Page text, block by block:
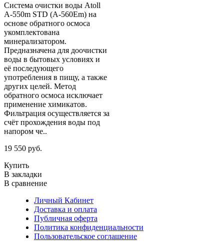
Система очистки воды Atoll
A-550m STD (A-560Em) на
основе обратного осмоса
укомплектована
минерализатором.
Предназначена для доочистки
воды в бытовых условиях и
её последующего
употребления в пищу, а также
других целей. Метод
обратного осмоса исключает
применение химикатов.
Фильтрация осуществляется за
счёт прохождения воды под
напором че..
19 550 руб.
Купить
В закладки
В сравнение
Личный Кабинет
Доставка и оплата
Публичная оферта
Политика конфиденциальности
Пользовательское соглашение